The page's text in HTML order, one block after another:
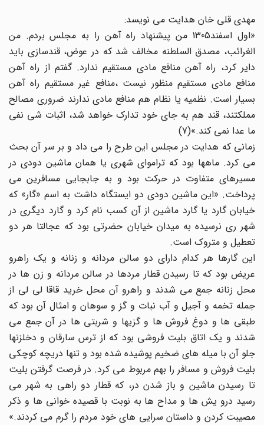
مهدی قلی خان هدایت می نویسد:
«اول اسفند1305 من پیشنهاد راه آهن را به مجلس بردم. من
الغرائب، مصدق السلطنه مخالف شد که در عوض، قندسازی باید
دایر کرد، راه آهن منافع مادی مستقیم ندارد. گفتم از راه آهن
منافع مادی مستقیم منظور نیست ،منافع غیر مستقیم راه آهن
بسیار است. نظمیه یا نظام هم منافع مادی ندارند ضروری مصالح
مملکتند، قند هم به جای خود تدارک خواهد شد، اثبات شی نفی
ما عدا نمی کند.»(7)
زمانی که هدایت در مجلس این طرح را می داد و بر سر آن بحث
می کرد. ماهها بود که تراموای شهری یا همان ماشین دودی در
مسیرهای متفاوت در حرکت بود و به جابجایی مسافرین می
پرداخت. «این ماشین دودی دو ایستگاه داشت به اسم «گار» که
خیابان گارد یا گارد ماشین از آن کسب نام کرد و گارد دیگری در
شهر ری نرسیده به میدان خیابان حضرتی بود که عجالتا هر دو
تعطیل و متروک است.
این گارها هر کدام دارای دو سالن مردانه و زنانه و یک راهرو
عریض بود که تا رسیدن قطار مردها در سالن مردانه و زن ها در
محل زنانه جمع می شدند و راهرو آن محل خرید قاقا لی لی از
جمله تخمه و آجیل و آب نبات و گز و سوهان و امثال آن بود که
طبقی ها و دوغ فروش ها و گزیها و شربتی ها در آن جمع می
شدند و یک اتاق بلیت فروشی بود که از ترس سارقان و دخلزنها
جلو آن با میله های ضخیم پوشیده شده بود و تنها دریچه کوچکی
بلیت فروش و مسافر را بهم مربوط می کرد. در فرصت گرفتن بلیت
تا رسیدن ماشین و باز شدن در، که قطار دو راهی به شهر می
رسید درو یش ها و مداح ها به نوبت با قصیده خوانی ها و ذکر
مصیبت کردن و داستان سرایی های خود مردم را گرم می کردند.»